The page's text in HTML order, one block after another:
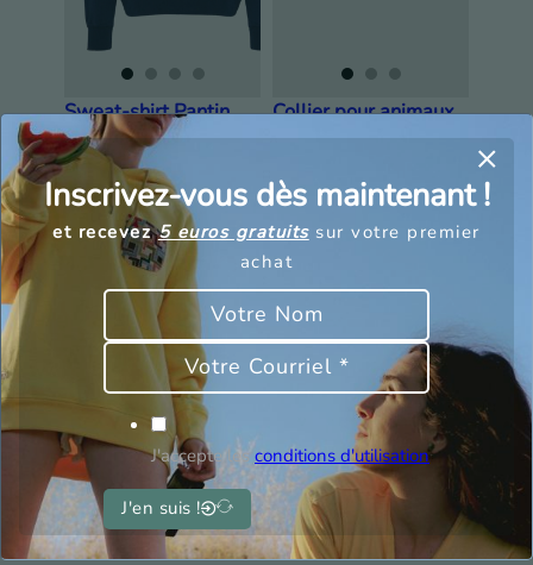
Sweat-shirt Pantin
65,00 € 45,50
Collier pour animaux
de compagnie en
Inscrivez-vous dès maintenant !
et recevez5 euros gratuitssur votre premier
achat
J'accepte lesconditions d'utilisation
J'en suis !